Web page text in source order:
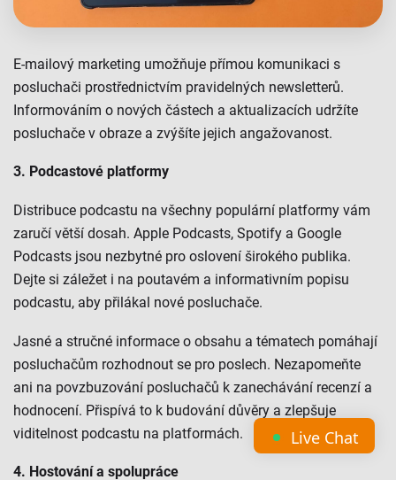
E-mailový marketing umožňuje přímou komunikaci s
posluchači prostřednictvím pravidelných newsletterů.
Informováním o nových částech a aktualizacích udržíte
posluchače v obraze a zvýšíte jejich angažovanost.
3. Podcastové platformy
Distribuce podcastu na všechny populární platformy vám
zaručí větší dosah. Apple Podcasts, Spotify a Google
Podcasts jsou nezbytné pro oslovení širokého publika.
Dejte si záležet i na poutavém a informativním popisu
podcastu, aby přilákal nové posluchače.
Jasné a stručné informace o obsahu a tématech pomáhají
posluchačům rozhodnout se pro poslech. Nezapomeňte
ani na povzbuzování posluchačů k zanechávání recenzí a
hodnocení. Přispívá to k budování důvěry a zlepšuje
viditelnost podcastu na platformách.
4. Hostování a spolupráce
Live Chat